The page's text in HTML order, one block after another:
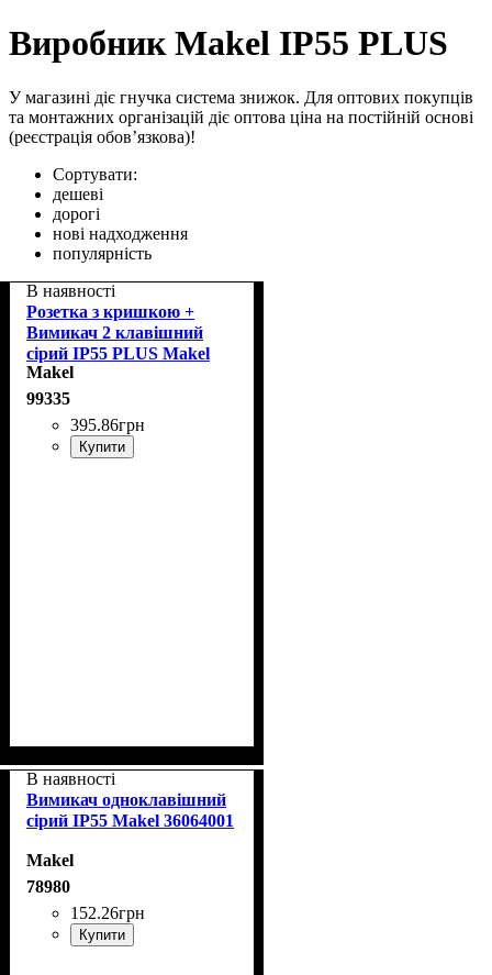
Виробник Makel IP55 PLUS
У магазині діє гнучка система знижок. Для оптових покупців
та монтажних організацій діє оптова ціна на постійній основі
(реєстрація обов’язкова)!
Сортувати:
дешеві
дорогі
нові надходження
популярність
В наявності
Розетка з кришкою +
Вимикач 2 клавішний
сірий IP55 PLUS Makel
36064203
Makel
99335
395.86грн
Купити
В наявності
Вимикач одноклавішний
сірий IP55 Makel 36064001
Makel
78980
152.26грн
Купити